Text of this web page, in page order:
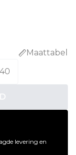
Maattabel
40
levering en